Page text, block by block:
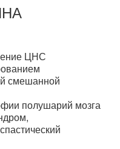
ЦНС
смешанной
полушарий мозга